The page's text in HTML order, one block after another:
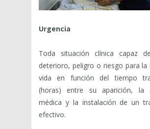
Urgencia
Toda situación clínica capaz
deterioro, peligro o riesgo para la
vida en función del tiempo
(horas) entre su aparición, la
médica y la instalación de un
efectivo.